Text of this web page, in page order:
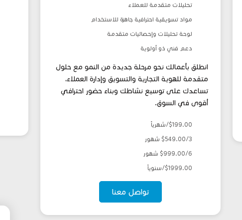
تحليلات متقدمة للعملاء
مواد تسويقية احترافية جاهزة للاستخدام
لوحة تحليلات وإحصائيات متقدمة
دعم فني ذو أولوية
انطلق بأعمالك نحو مرحلة جديدة من النمو مع حلول
متقدمة للهوية التجارية والتسويق وإدارة العملاء،
تساعدك على توسيع نشاطك وبناء حضور احترافي
أقوى في السوق.
$199.00/شهرياً
$549.00/3 شهور
$999.00/6 شهور
$1999.00/سنوياً
تواصل معنا